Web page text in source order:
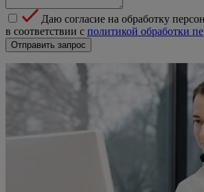
Даю согласие на обработку
в соответствии с политикой обработки
Отправить запрос